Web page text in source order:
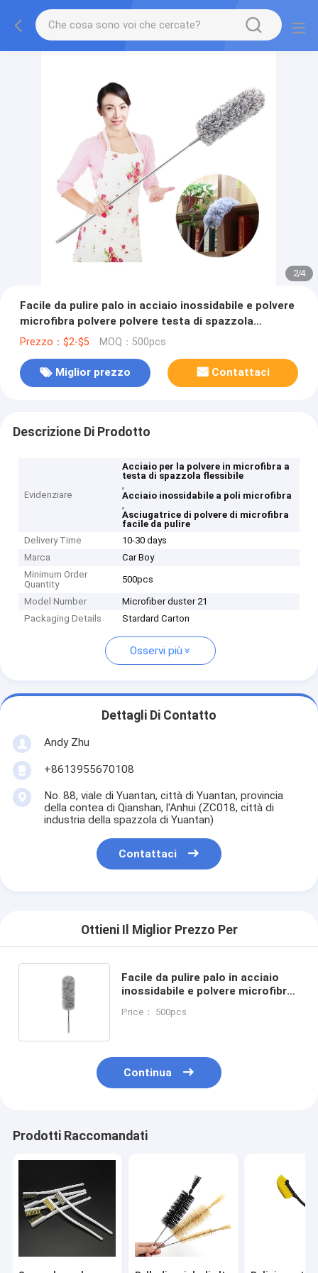
2/4
Facile da pulire palo in acciaio inossidabile e polvere
microfibra polvere polvere testa di spazzola
flessibile
Prezzo：$2-$5 MOQ：500pcs
Miglior prezzo Contattaci
Descrizione Di Prodotto
Evidenziare
Acciaio per la polvere in microfibra a
testa di spazzola flessibile
,
Acciaio inossidabile a poli microfibra
,
Asciugatrice di polvere di microfibra
facile da pulire
Delivery Time
10-30 days
Marca
Car Boy
Minimum Order
Quantity
500pcs
Model Number
Microfiber duster 21
Packaging Details
Stardard Carton
Osservi più
Dettagli Di Contatto
Andy Zhu
+8613955670108
No. 88, viale di Yuantan, città di Yuantan, provincia
della contea di Qianshan, l'Anhui (ZC018, città di
industria della spazzola di Yuantan)
Contattaci
Ottieni Il Miglior Prezzo Per
Facile da pulire palo in acciaio
inossidabile e polvere microfibra
flessibile
Price： 500pcs
Continua
Prodotti Raccomandati